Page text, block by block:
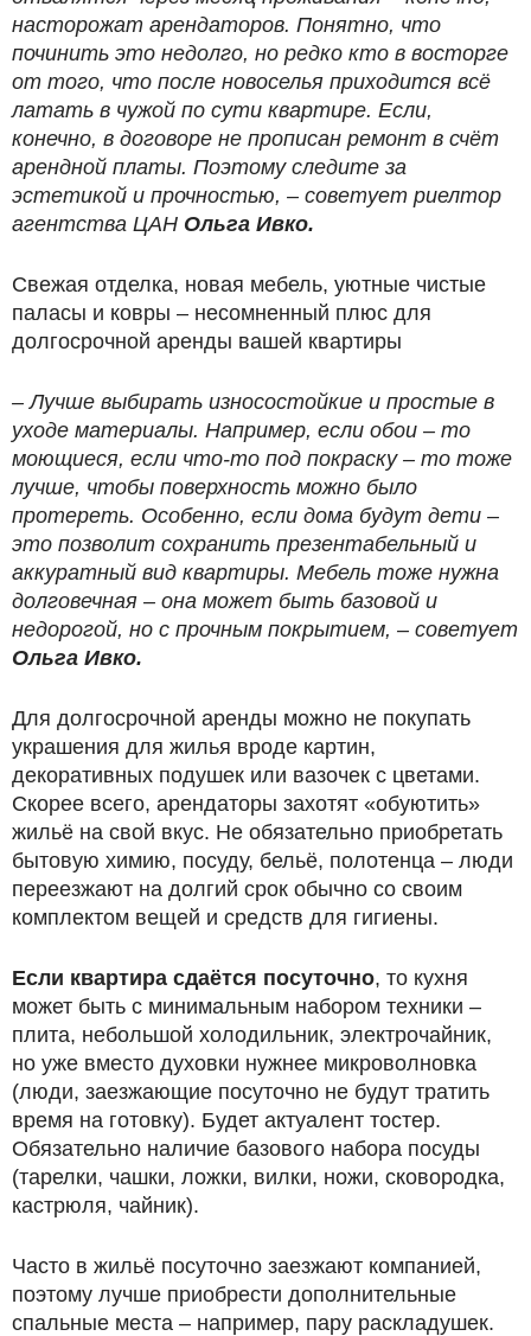
насторожат арендаторов. Понятно, что
починить это недолго, но редко кто в восторге
от того, что после новоселья приходится всё
латать в чужой по сути квартире. Если,
конечно, в договоре не прописан ремонт в счёт
арендной платы. Поэтому следите за
эстетикой и прочностью, – советует риелтор
агентства ЦАН Ольга Ивко.
Свежая отделка, новая мебель, уютные чистые
паласы и ковры – несомненный плюс для
долгосрочной аренды вашей квартиры
– Лучше выбирать износостойкие и простые в
уходе материалы. Например, если обои – то
моющиеся, если что-то под покраску – то тоже
лучше, чтобы поверхность можно было
протереть. Особенно, если дома будут дети –
это позволит сохранить презентабельный и
аккуратный вид квартиры. Мебель тоже нужна
долговечная – она может быть базовой и
недорогой, но с прочным покрытием, – советует
Ольга Ивко.
Для долгосрочной аренды можно не покупать
украшения для жилья вроде картин,
декоративных подушек или вазочек с цветами.
Скорее всего, арендаторы захотят «обуютить»
жильё на свой вкус. Не обязательно приобретать
бытовую химию, посуду, бельё, полотенца – люди
переезжают на долгий срок обычно со своим
комплектом вещей и средств для гигиены.
Если квартира сдаётся посуточно, то кухня
может быть с минимальным набором техники –
плита, небольшой холодильник, электрочайник,
но уже вместо духовки нужнее микроволновка
(люди, заезжающие посуточно не будут тратить
время на готовку). Будет актуалент тостер.
Обязательно наличие базового набора посуды
(тарелки, чашки, ложки, вилки, ножи, сковородка,
кастрюля, чайник).
Часто в жильё посуточно заезжают компанией,
поэтому лучше приобрести дополнительные
спальные места – например, пару раскладушек.